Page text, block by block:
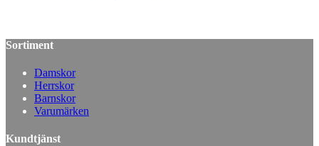
Sortiment
Damskor
Herrskor
Barnskor
Varumärken
Kundtjänst